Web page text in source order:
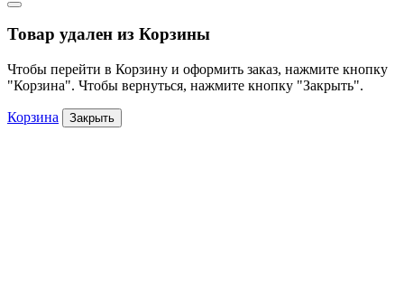
Товар удален из Корзины
Чтобы перейти в Корзину и оформить заказ, нажмите кнопку
"Корзина". Чтобы вернуться, нажмите кнопку "Закрыть".
Корзина Закрыть